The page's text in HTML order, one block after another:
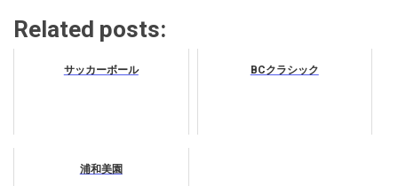
Related posts:
サッカーボール BCクラシック
浦和美園